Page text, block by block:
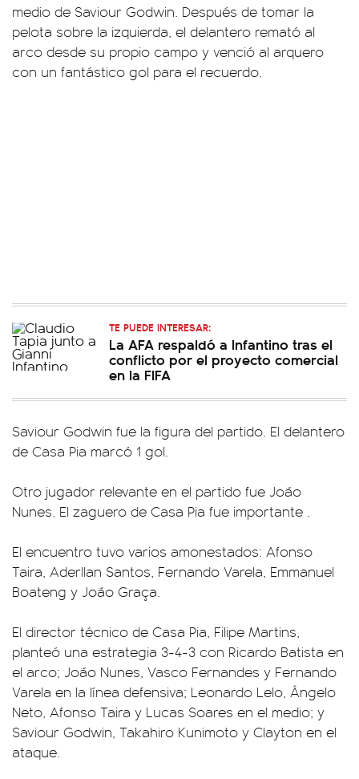
medio de Saviour Godwin. Después de tomar la
pelota sobre la izquierda, el delantero remató al
arco desde su propio campo y venció al arquero
con un fantástico gol para el recuerdo.
TE PUEDE INTERESAR:
La AFA respaldó a Infantino tras el
conflicto por el proyecto comercial
en la FIFA
Saviour Godwin fue la figura del partido. El delantero
de Casa Pia marcó 1 gol.
Otro jugador relevante en el partido fue João
Nunes. El zaguero de Casa Pia fue importante .
El encuentro tuvo varios amonestados: Afonso
Taira, Aderllan Santos, Fernando Varela, Emmanuel
Boateng y João Graça.
El director técnico de Casa Pia, Filipe Martins,
planteó una estrategia 3-4-3 con Ricardo Batista en
el arco; João Nunes, Vasco Fernandes y Fernando
Varela en la línea defensiva; Leonardo Lelo, Ângelo
Neto, Afonso Taira y Lucas Soares en el medio; y
Saviour Godwin, Takahiro Kunimoto y Clayton en el
ataque.